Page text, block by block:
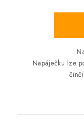
Napáječku lze